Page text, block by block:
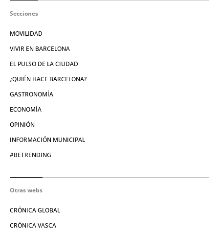
Secciones
MOVILIDAD
VIVIR EN BARCELONA
EL PULSO DE LA CIUDAD
¿QUIÉN HACE BARCELONA?
GASTRONOMÍA
ECONOMÍA
OPINIÓN
INFORMACIÓN MUNICIPAL
#BETRENDING
Otras webs
CRÓNICA GLOBAL
CRÓNICA VASCA